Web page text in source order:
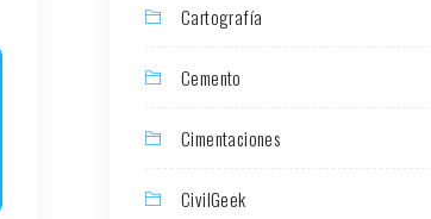
Cartografía
Cemento
Cimentaciones
CivilGeek